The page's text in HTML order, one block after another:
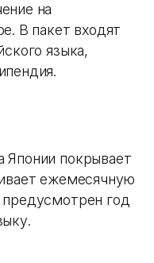
на
В пакет входят
языка,
Японии покрывает
ежемесячную
год